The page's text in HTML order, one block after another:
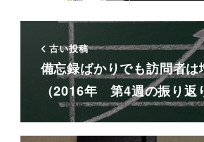
古い投稿
備忘録ばかりでも訪問者は
（2016年 第4週の振り